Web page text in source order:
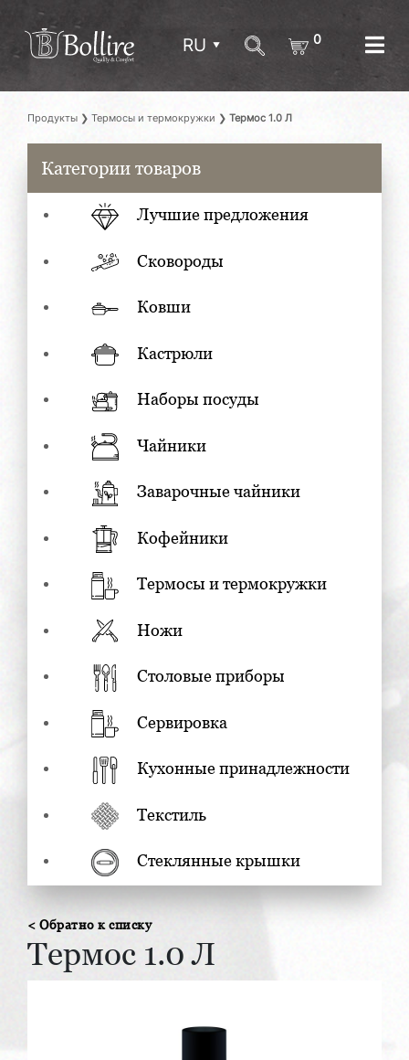
RU 0
Продукты ❯ Термосы и термокружки ❯ Термос 1.0 Л
Категории товаров
Лучшие предложения
Сковороды
Ковши
Кастрюли
Наборы посуды
Чайники
Заварочные чайники
Кофейники
Термосы и термокружки
Ножи
Столовые приборы
Сервировка
Кухонные принадлежности
Текстиль
Стеклянные крышки
< Обратно к списку
Термос 1.0 Л